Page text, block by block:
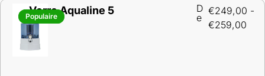
Populaire
Populaire
Verre Aqualine 5
D
e
€249,00 -
€259,00